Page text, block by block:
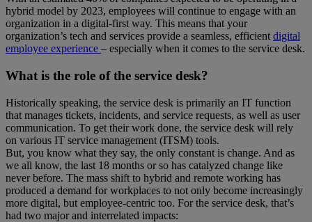
hybrid model by 2023, employees will continue to engage with an
organization in a digital-first way. This means that your
organization’s tech and services provide a seamless, efficient digital
employee experience – especially when it comes to the service desk.
What is the role of the service desk?
Historically speaking, the service desk is primarily an IT function
that manages tickets, incidents, and service requests, as well as user
communication. To get their work done, the service desk will rely
on various IT service management (ITSM) tools.
But, you know what they say, the only constant is change. And as
we all know, the last 18 months or so has catalyzed change like
never before. The mass shift to hybrid and remote working has
produced a demand for workplaces to not only become increasingly
more digital, but employee-centric too. For the service desk, that’s
had two major and interrelated impacts: